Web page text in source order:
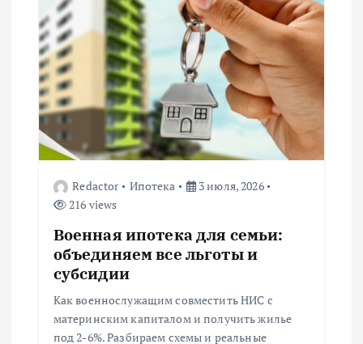
и
я
п
о
Redactor Ипотека
3 июля, 2026
216 views
Военная ипотека для семьи:
объединяем все льготы и
субсидии
Как военнослужащим совместить НИС с
материнским капиталом и получить жилье
под 2-6%. Разбираем схемы и реальные